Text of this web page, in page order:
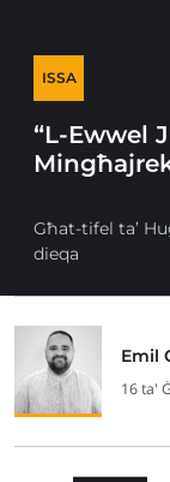
ISSA
“L-Ewwel
Għat-tifel ta’
dieqa
Emil
16 ta'